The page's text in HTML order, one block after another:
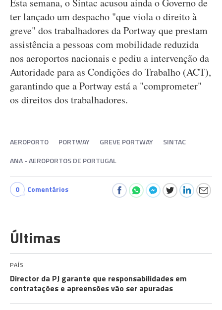
Esta semana, o Sintac acusou ainda o Governo de
ter lançado um despacho "que viola o direito à
greve" dos trabalhadores da Portway que prestam
assistência a pessoas com mobilidade reduzida
nos aeroportos nacionais e pediu a intervenção da
Autoridade para as Condições do Trabalho (ACT),
garantindo que a Portway está a "comprometer"
os direitos dos trabalhadores.
AEROPORTO PORTWAY GREVE PORTWAY
SINTAC
ANA - AEROPORTOS DE PORTUGAL
0 Comentários
Últimas
PAÍS
Director da PJ garante que responsabilidades em
contratações e apreensões vão ser apuradas